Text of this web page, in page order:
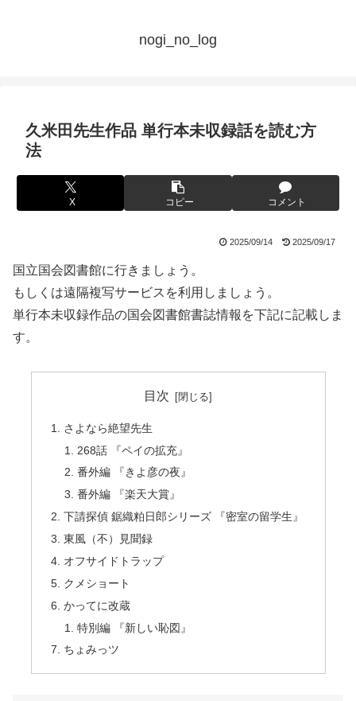
nogi_no_log
久米田先生作品 単行本未収録話を読む方
法
X コピー コメント
2025/09/14 2025/09/17
国立国会図書館に行きましょう。
もしくは遠隔複写サービスを利用しましょう。
単行本未収録作品の国会図書館書誌情報を下記に記載しま
す。
目次
さよなら絶望先生
268話 『ペイの拡充』
番外編 『きよ彦の夜』
番外編 『楽天大賞』
下請探偵 鋸織粕日郎シリーズ 『密室の留学生』
東風（不）見聞録
オフサイドトラップ
クメショート
かってに改蔵
特別編 『新しい恥図』
ちょみっツ